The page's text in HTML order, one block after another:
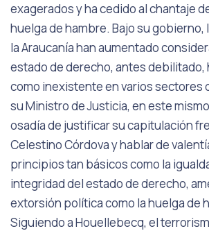
exagerados y ha cedido al chantaje
huelga de hambre. Bajo su gobierno,
la Araucanía han aumentado
estado de derecho, antes debilitado,
como inexistente en varios sectores
su Ministro de Justicia, en este
osadía de justificar su capitulación
Celestino Córdova y hablar de
principios tan básicos como la
integridad del estado de derecho,
extorsión política como la huelga de
Siguiendo a Houellebecq, el